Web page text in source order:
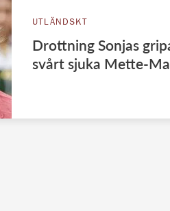
UTLÄNDSKT
Drottning Sonjas
svårt sjuka Mette-